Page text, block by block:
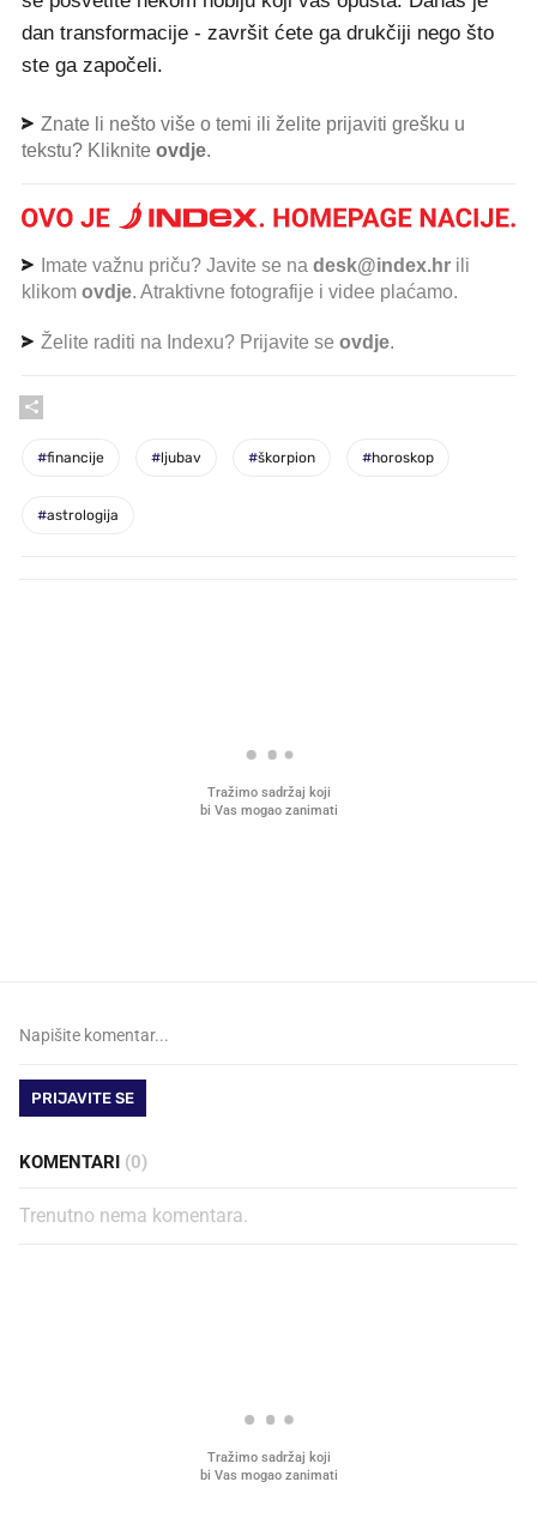
dan transformacije - završit ćete ga drukčiji nego što
ste ga započeli.
Znate li nešto više o temi ili želite prijaviti grešku u
tekstu? Kliknite ovdje.
Imate važnu priču? Javite se na desk@index.hr ili
klikom ovdje. Atraktivne fotografije i videe plaćamo.
Želite raditi na Indexu? Prijavite se ovdje.
#financije #ljubav #škorpion #horoskop
#astrologija
PRIJAVITE SE
KOMENTARI (0)
Trenutno nema komentara.